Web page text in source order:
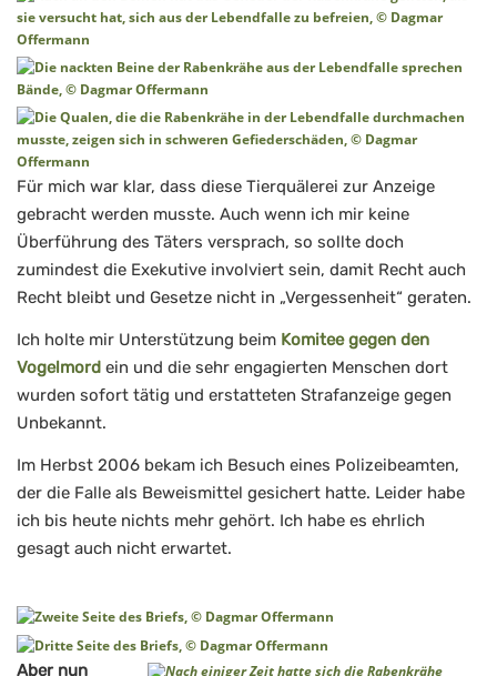
Für mich war klar, dass diese Tierquälerei zur Anzeige
gebracht werden musste. Auch wenn ich mir keine
Überführung des Täters versprach, so sollte doch
zumindest die Exekutive involviert sein, damit Recht auch
Recht bleibt und Gesetze nicht in „Vergessenheit“ geraten.
Ich holte mir Unterstützung beim Komitee gegen den
Vogelmord ein und die sehr engagierten Menschen dort
wurden sofort tätig und erstatteten Strafanzeige gegen
Unbekannt.
Im Herbst 2006 bekam ich Besuch eines Polizeibeamten,
der die Falle als Beweismittel gesichert hatte. Leider habe
ich bis heute nichts mehr gehört. Ich habe es ehrlich
gesagt auch nicht erwartet.
Aber nun